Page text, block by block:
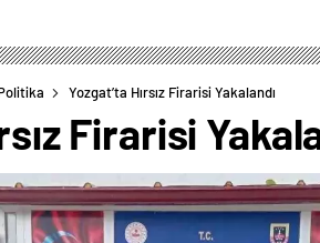
Yozgat’ta Hırsız Firarisi Yakalandı
Firarisi